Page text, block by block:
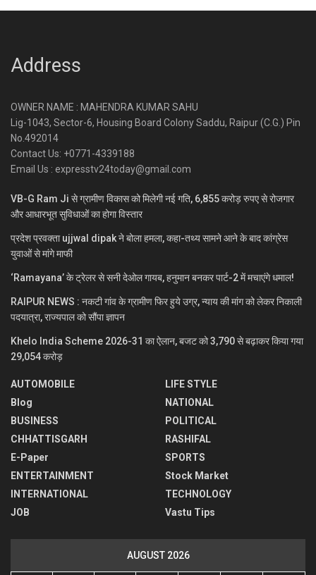
Address
OWNER NAME : MAHENDRA KUMAR SAHU
Lig-1043, Sector-6, Housing Board Colony Saddu, Raipur (C.G.) Pin
No.492014
Contact Us: +0771-4339188
Email Us : expresstv24today@gmail.com
VB-G Ram Ji से ग्रामीण विकास को मिलेगी नई गति, 6,855 करोड़ रुपए से रोजगार
और आधारभूत सुविधाओं का होगा विस्तार
प्रदेश प्रवक्ता ujjwal dipak ने बोला हमला, कहा-तथ्य सामने आने के बाद कांग्रेस
युवाओं से मांगे माफी
‘Ramayana’ के ट्रेलर से सनी देओल गायब, हनुमान बनकर पार्ट-2 में मचाएंगे धमाल!
RAIPUR NEWS : नकटी गांव के ग्रामीण फिर हुये उग्र, न्याय की मांग को लेकर निकाली
पदयात्रा, राज्यपाल को सौंपा ज्ञापन
Khelo India Scheme 2026-31 का ऐलान, बजट को 3,790 से बढ़ाकर किया गया
29,054 करोड़
AUTOMOBILE
Blog
BUSINESS
CHHATTISGARH
E-Paper
ENTERTAINMENT
INTERNATIONAL
JOB
LIFE STYLE
NATIONAL
POLITICAL
RASHIFAL
SPORTS
Stock Market
TECHNOLOGY
Vastu Tips
AUGUST 2026